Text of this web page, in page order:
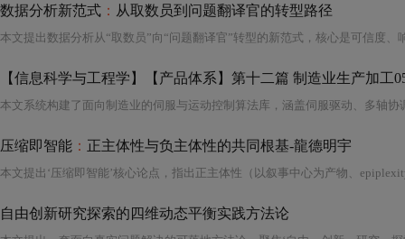
数据分析新范式 ： 从取数员到问题翻译官的转型路径
【信息科学与工程学】【产品体系】第十二篇 制造业生产加工
本文系统构建了面向制造业的伺服与运动控制算法库，涵盖伺服驱动、多轴协
压缩即智能 ： 正主体性与负主体性的共同根基-龍德明宇
自由创新研究探索的四维动态平衡实践方法论